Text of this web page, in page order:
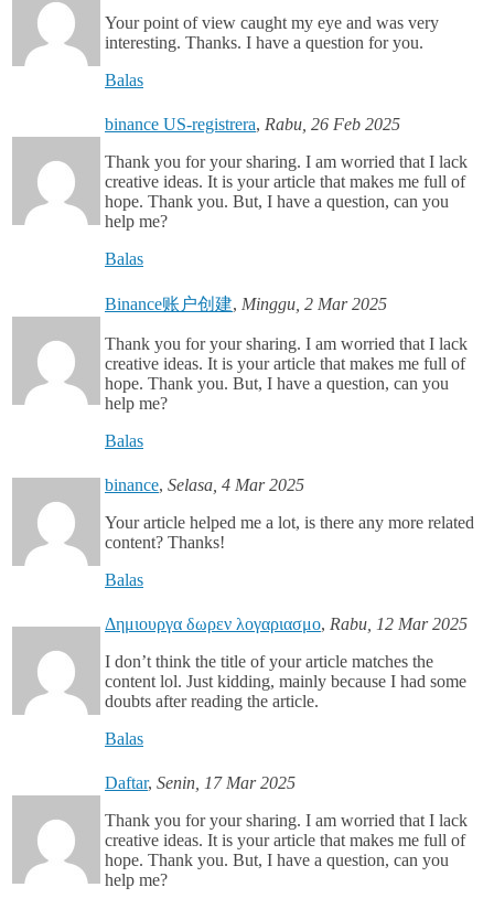
Your point of view caught my eye and was very
interesting. Thanks. I have a question for you.
Balas
binance US-registrera, Rabu, 26 Feb 2025
Thank you for your sharing. I am worried that I lack
creative ideas. It is your article that makes me full of
hope. Thank you. But, I have a question, can you
help me?
Balas
Binance账户创建, Minggu, 2 Mar 2025
Thank you for your sharing. I am worried that I lack
creative ideas. It is your article that makes me full of
hope. Thank you. But, I have a question, can you
help me?
Balas
binance, Selasa, 4 Mar 2025
Your article helped me a lot, is there any more related
content? Thanks!
Balas
Δημιουργα δωρεν λογαριασμο, Rabu, 12 Mar 2025
I don’t think the title of your article matches the
content lol. Just kidding, mainly because I had some
doubts after reading the article.
Balas
Daftar, Senin, 17 Mar 2025
Thank you for your sharing. I am worried that I lack
creative ideas. It is your article that makes me full of
hope. Thank you. But, I have a question, can you
help me?